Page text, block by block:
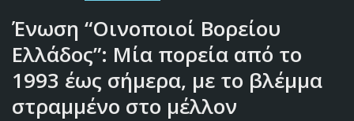
Ένωση “Οινοποιοί Βορείου
Ελλάδος”: Μία πορεία από το
1993 έως σήμερα, με το βλέμμα
στραμμένο στο μέλλον